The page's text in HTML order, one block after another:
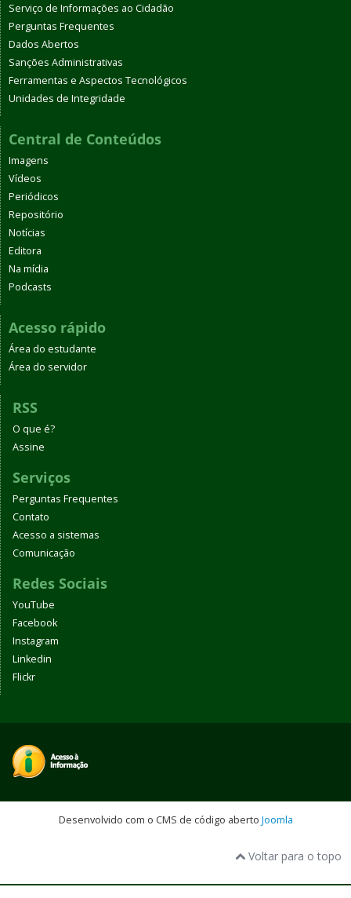
Serviço de Informações ao Cidadão
Perguntas Frequentes
Dados Abertos
Sanções Administrativas
Ferramentas e Aspectos Tecnológicos
Unidades de Integridade
Central de Conteúdos
Imagens
Vídeos
Periódicos
Repositório
Notícias
Editora
Na mídia
Podcasts
Acesso rápido
Área do estudante
Área do servidor
RSS
O que é?
Assine
Serviços
Perguntas Frequentes
Contato
Acesso a sistemas
Comunicação
Redes Sociais
YouTube
Facebook
Instagram
Linkedin
Flickr
Desenvolvido com o CMS de código aberto Joomla
Voltar para o topo